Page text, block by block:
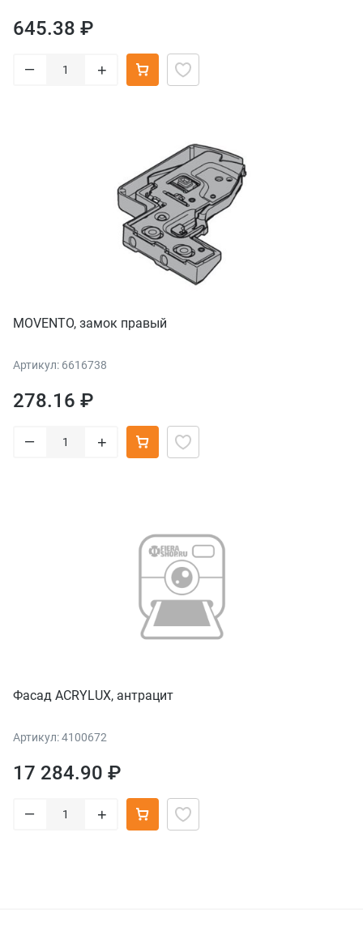
645.38 ₽
– +
MOVENTO, замок правый
Артикул: 6616738
278.16 ₽
– +
Фасад ACRYLUX, антрацит
Артикул: 4100672
17 284.90 ₽
– +